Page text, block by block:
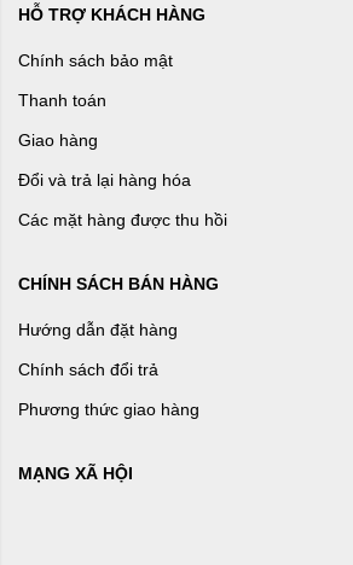
HỖ TRỢ KHÁCH HÀNG
Chính sách bảo mật
Thanh toán
Giao hàng
Đổi và trả lại hàng hóa
Các mặt hàng được thu hồi
CHÍNH SÁCH BÁN HÀNG
Hướng dẫn đặt hàng
Chính sách đổi trả
Phương thức giao hàng
MẠNG XÃ HỘI